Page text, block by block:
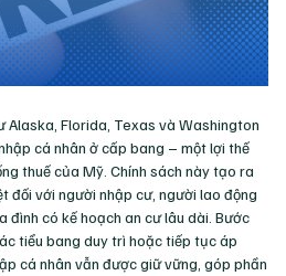
Alaska, Florida, Texas và Washington
cá nhân ở cấp bang – một lợi thế
thuế của Mỹ. Chính sách này tạo ra
đối với người nhập cư, người lao động
đình có kế hoạch an cư lâu dài. Bước
tiểu bang duy trì hoặc tiếp tục áp
cá nhân vẫn được giữ vững, góp phần